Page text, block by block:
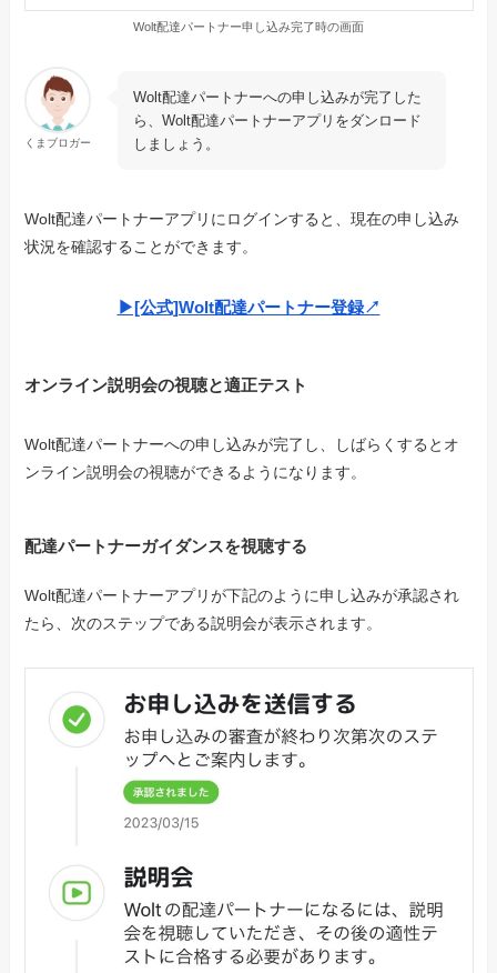
Wolt配達パートナー申し込み完了時の画面
くまブロガー
Wolt配達パートナーへの申し込みが完了した
ら、Wolt配達パートナーアプリをダンロード
しましょう。
Wolt配達パートナーアプリにログインすると、現在の申し込み
状況を確認することができます。
▶︎[公式]Wolt配達パートナー登録↗︎
オンライン説明会の視聴と適正テスト
Wolt配達パートナーへの申し込みが完了し、しばらくするとオ
ンライン説明会の視聴ができるようになります。
配達パートナーガイダンスを視聴する
Wolt配達パートナーアプリが下記のように申し込みが承認され
たら、次のステップである説明会が表示されます。